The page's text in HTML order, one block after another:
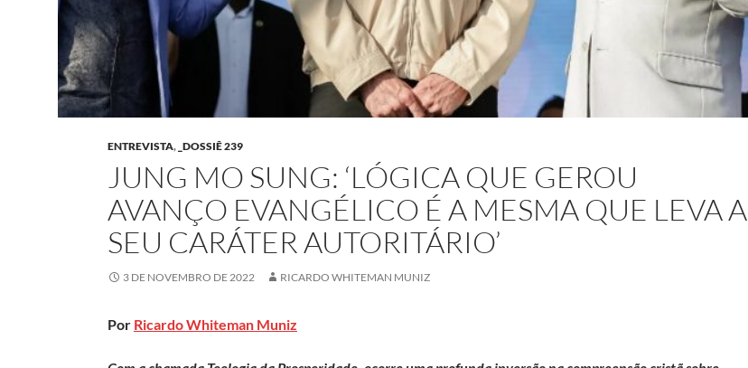
ENTREVISTA, _DOSSIÊ 239
JUNG MO SUNG: ‘LÓGICA QUE GEROU
AVANÇO EVANGÉLICO É A MESMA QUE LEVA A
SEU CARÁTER AUTORITÁRIO’
3 DE NOVEMBRO DE 2022 RICARDO WHITEMAN MUNIZ
Por Ricardo Whiteman Muniz